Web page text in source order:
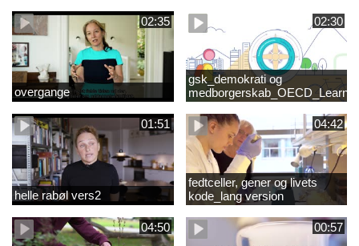
02:35
overgange
02:30
gsk_demokrati og
Compass 2030
01:51
helle rabøl vers2
04:42
fedtceller, gener og livets
kode_lang version
04:50 00:57